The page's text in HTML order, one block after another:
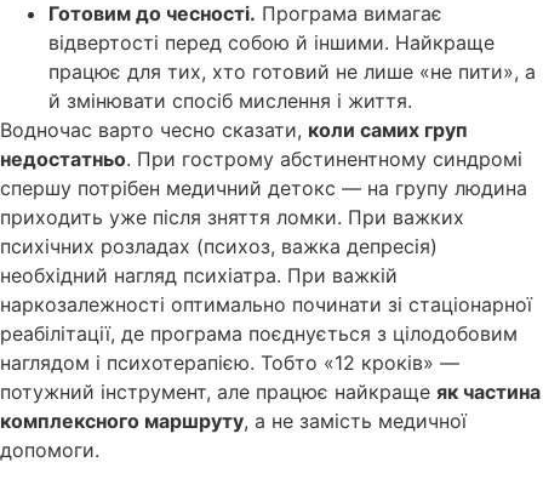
Готовим до чесності. Програма вимагає
відвертості перед собою й іншими. Найкраще
працює для тих, хто готовий не лише «не пити», а
й змінювати спосіб мислення і життя.
Водночас варто чесно сказати, коли самих груп
недостатньо. При гострому абстинентному синдромі
спершу потрібен медичний детокс — на групу людина
приходить уже після зняття ломки. При важких
психічних розладах (психоз, важка депресія)
необхідний нагляд психіатра. При важкій
наркозалежності оптимально починати зі стаціонарної
реабілітації, де програма поєднується з цілодобовим
наглядом і психотерапією. Тобто «12 кроків» —
потужний інструмент, але працює найкраще як частина
комплексного маршруту, а не замість медичної
допомоги.